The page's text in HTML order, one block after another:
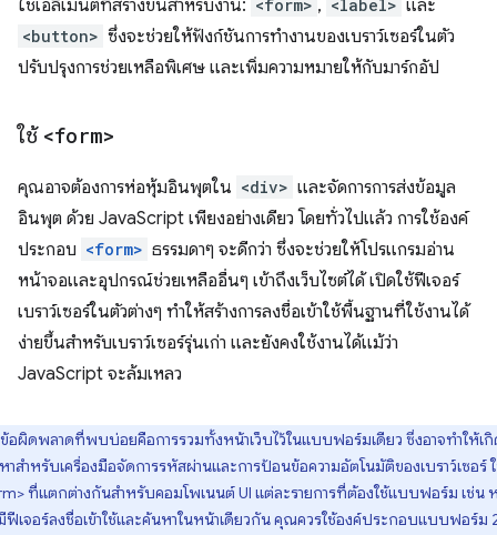
ใช้เอลิเมนต์ที่สร้างขึ้นสำหรับงาน: <form> , <label> และ
<button> ซึ่งจะช่วยให้ฟังก์ชันการทำงานของเบราว์เซอร์ในตัว
ปรับปรุงการช่วยเหลือพิเศษ และเพิ่มความหมายให้กับมาร์กอัป
ใช้ <form>
คุณอาจต้องการห่อหุ้มอินพุตใน <div> และจัดการการส่งข้อมูล
อินพุต ด้วย JavaScript เพียงอย่างเดียว โดยทั่วไปแล้ว การใช้องค์
ประกอบ <form> ธรรมดาๆ จะดีกว่า ซึ่งจะช่วยให้โปรแกรมอ่าน
หน้าจอและอุปกรณ์ช่วยเหลืออื่นๆ เข้าถึงเว็บไซต์ได้ เปิดใช้ฟีเจอร์
เบราว์เซอร์ในตัวต่างๆ ทำให้สร้างการลงชื่อเข้าใช้พื้นฐานที่ใช้งานได้
ง่ายขึ้นสำหรับเบราว์เซอร์รุ่นเก่า และยังคงใช้งานได้แม้ว่า
JavaScript จะล้มเหลว
ข้อผิดพลาดที่พบบ่อยคือการรวมทั้งหน้าเว็บไว้ในแบบฟอร์มเดียว ซึ่งอาจทำให้เ
สำหรับเครื่องมือจัดการรหัสผ่านและการป้อนข้อความอัตโนมัติของเบราว์เซอร์
ที่แตกต่างกันสำหรับคอมโพเนนต์ UI แต่ละรายการที่ต้องใช้แบบฟอร์ม เช่น
เจอร์ลงชื่อเข้าใช้และค้นหาในหน้าเดียวกัน คุณควรใช้องค์ประกอบแบบฟอร์ม